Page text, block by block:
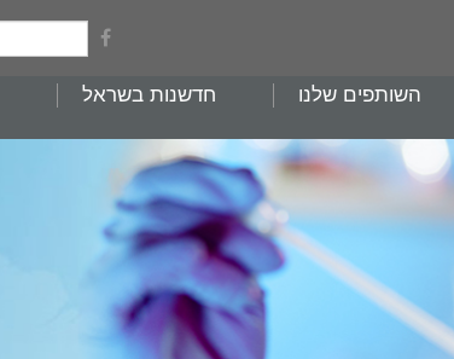
השותפים שלנו חדשנות בשראל